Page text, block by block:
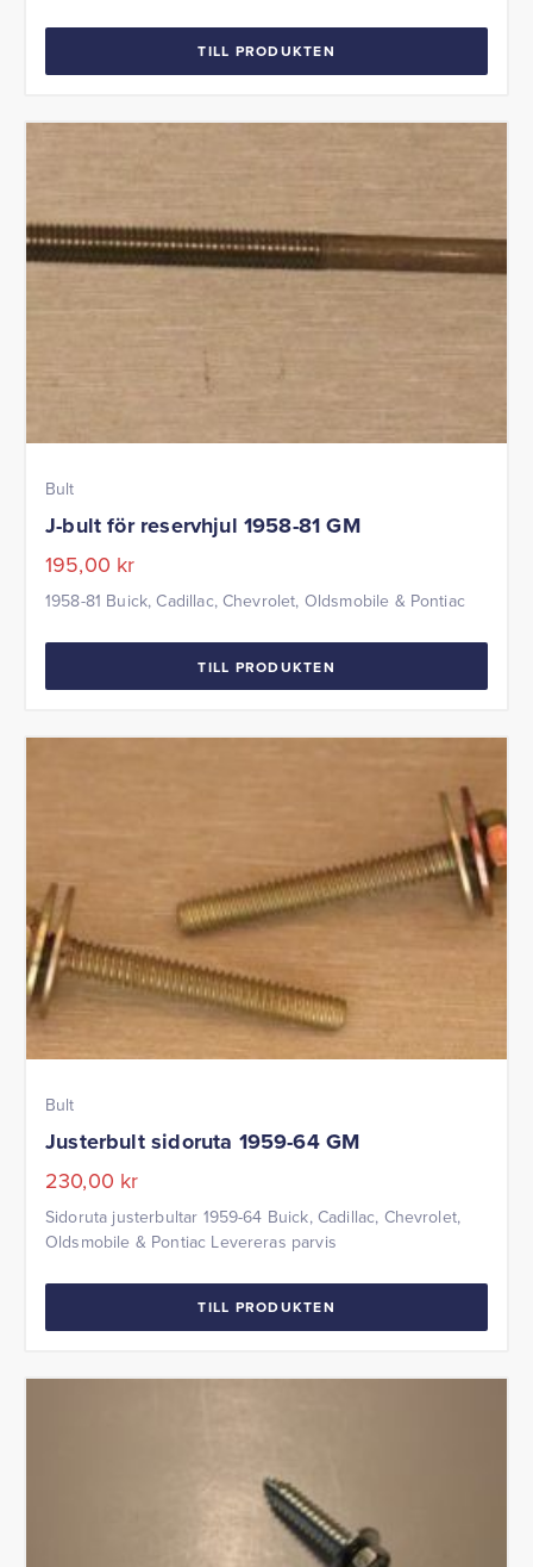
TILL PRODUKTEN
Bult
J-bult för reservhjul 1958-81 GM
195,00 kr
1958-81 Buick, Cadillac, Chevrolet, Oldsmobile & Pontiac
TILL PRODUKTEN
Bult
Justerbult sidoruta 1959-64 GM
230,00 kr
Sidoruta justerbultar 1959-64 Buick, Cadillac, Chevrolet,
Oldsmobile & Pontiac Levereras parvis
TILL PRODUKTEN